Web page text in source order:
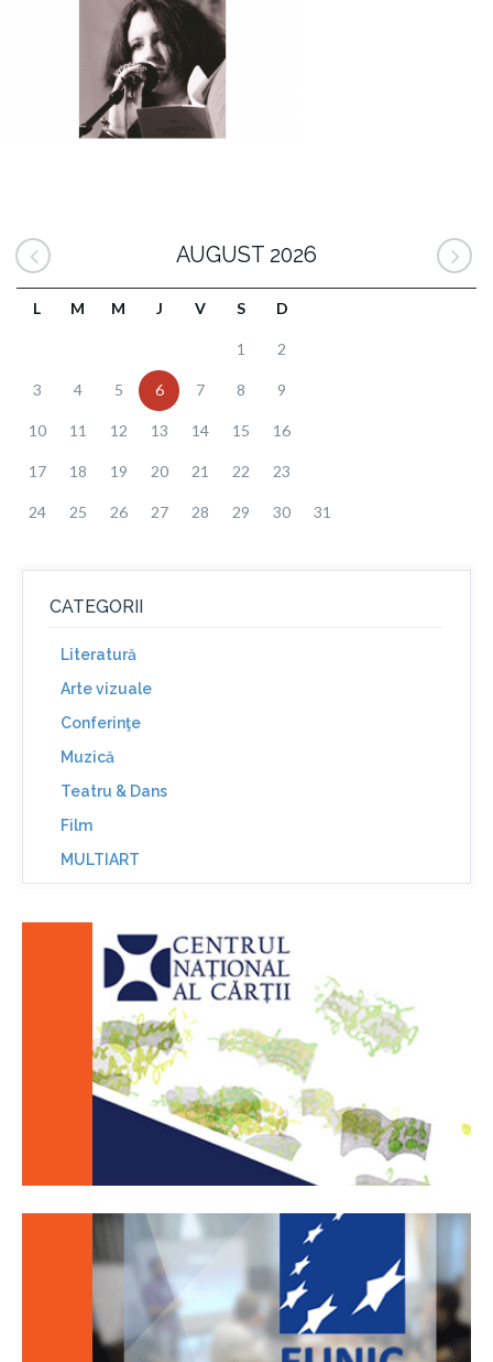
AUGUST 2026
L M M J V S D
1 2
3 4 5 6 7 8 9
10 11 12 13 14 15 16
17 18 19 20 21 22 23
24 25 26 27 28 29 30 31
CATEGORII
Literatură
Arte vizuale
Conferinţe
Muzică
Teatru & Dans
Film
MULTIART